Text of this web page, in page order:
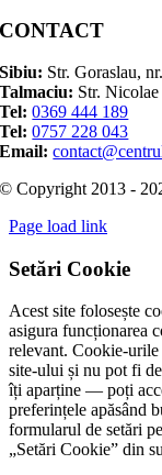
CONTACT
Sibiu: Str. Goraslau,
Talmaciu: Str.
Tel: 0369 444 189
Tel: 0757 228 043
Email:
© Copyright 2013 -
Page load link
Setări Cookie
Acest site folosește
asigura funcționarea
relevant. Cookie-urile
site-ului și nu pot fi
îți aparține — poți
preferințele apăsând
formularul de setări
„Setări Cookie” din